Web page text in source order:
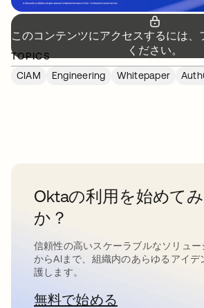
このコンテンツにアクセスするには、
ください。
TOPICS
CIAM
Engineering Whitepaper
Oktaの利用を始めて
か？
信頼性の高いスケーラブルなソリュー
からAIまで、組織内のあらゆるアイデ
護します。
無料で始める新しいタブで開く